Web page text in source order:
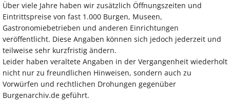
Über viele Jahre haben wir zusätzlich Öffnungszeiten und
Eintrittspreise von fast 1.000 Burgen, Museen,
Gastronomiebetrieben und anderen Einrichtungen
veröffentlicht. Diese Angaben können sich jedoch jederzeit und
teilweise sehr kurzfristig ändern.
Leider haben veraltete Angaben in der Vergangenheit wiederholt
nicht nur zu freundlichen Hinweisen, sondern auch zu
Vorwürfen und rechtlichen Drohungen gegenüber
Burgenarchiv.de geführt.